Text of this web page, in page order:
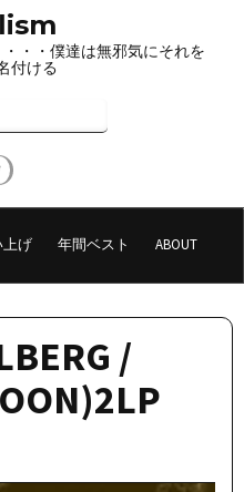
・・僕達は無邪気にそれを
付ける
げ 年間ベスト ABOUT
/